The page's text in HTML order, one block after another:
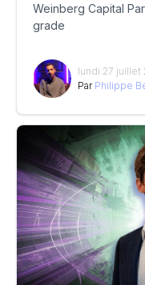
Weinberg Capital
grade
lundi 27 juillet
Par Philippe